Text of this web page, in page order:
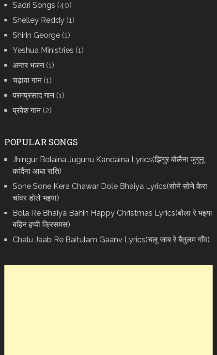
Sadri Songs (40)
Shelley Reddy(1)
Shirin George(1)
Yeshua Ministries (1)
अन्तर भजन(1)
चढ़ावा गान(1)
परमप्रसाद गान(1)
प्रवेश गान(2)
POPULAR SONGS
Jhingur Bolaina Jugunu Kandaina Lyrics(झिंगुर बोलैना जुगुनू
कांदैंना आधा राति)
Sone Sone Kera Chawar Dole Bhaiya Lyrics(सोने सोने केरा
चांवर डोले भइया)
Bola Re Bh‌aiya Bahin Happy Christmas Lyrics(बोला रे भ‌इया
बहिन हप्पी क्रिसमस)
Chalu Jaab Re Baitulam Gaanv Lyrics(चलु जाब रे बैतुलम गाँव)